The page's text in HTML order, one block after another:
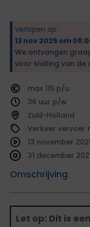
Verlopen op:
13 nov 2025 om
We ontvangen
voor sluiting van de
115
36
Zuid-Holland
Verkeer vervoer
Omschrijving
13 november
31 december
Let op: Dit is